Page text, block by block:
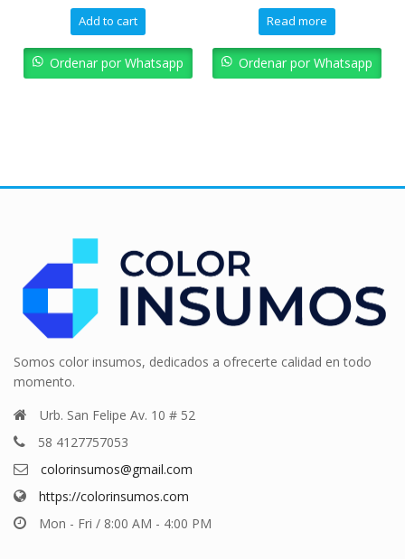
Add to cart
Ordenar por Whatsapp
Read more
Ordenar por Whatsapp
Somos color insumos, dedicados a ofrecerte calidad en todo
momento.
Urb. San Felipe Av. 10 # 52
58 4127757053
colorinsumos@gmail.com
https://colorinsumos.com
Mon - Fri / 8:00 AM - 4:00 PM